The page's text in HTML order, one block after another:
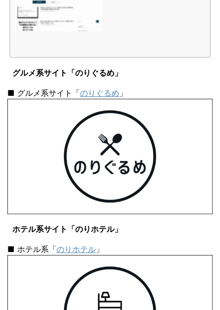
グルメ系サイト「のりぐるめ」
■ グルメ系サイト「のりぐるめ 」
ホテル系サイト「のりホテル」
■ ホテル系「のりホテル 」